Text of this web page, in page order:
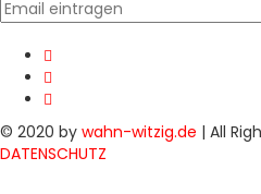
© 2020 by wahn-witzig.de | All
DATENSCHUTZ